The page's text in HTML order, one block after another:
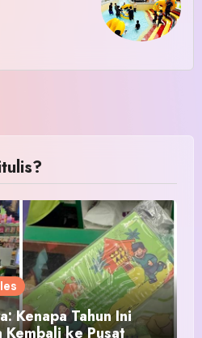
Kenapa Tahun Ini
ke Pusat